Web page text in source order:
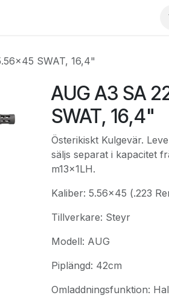
SWAT, 16,4"
AUG A3 SA
SWAT, 16,4"
Österikiskt Kulgevär.
säljs separat i kapacitet
m13x1LH.
Kaliber: 5.56x45 (.223
Tillverkare: Steyr
Modell: AUG
Piplängd: 42cm
Omladdningsfunktion: